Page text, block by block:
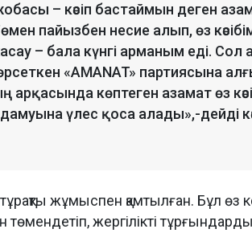
– кәсіп бастаймын деген
пайызбен несие алып, өз
– бала күнгі арманым еді.
«AMANAT» партиясына
көптеген азамат өз
үлес қоса алады»,-дейді
жұмыспен қамтылған. Бұл өз
жергілікті